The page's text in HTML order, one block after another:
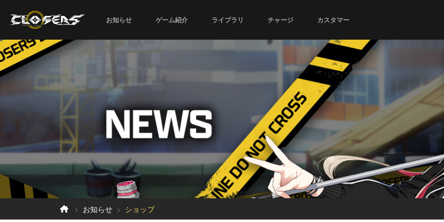
お知らせ ゲーム紹介 ライブラリ チャージ カスタマー
お知らせ ショップ